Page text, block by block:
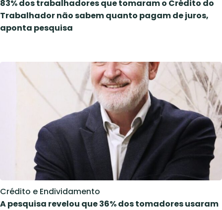
83% dos trabalhadores que tomaram o Crédito do
Trabalhador não sabem quanto pagam de juros,
aponta pesquisa
Crédito e Endividamento
A pesquisa revelou que 36% dos tomadores usaram